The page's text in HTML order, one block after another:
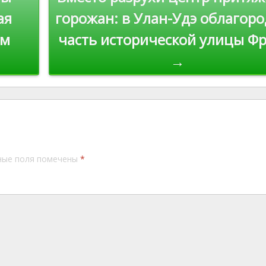
горожан: в Улан-Удэ
часть исторической улицы
→
поля помечены *